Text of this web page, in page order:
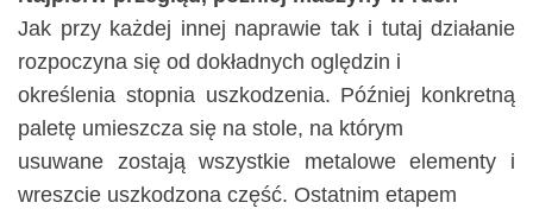
Jak przy każdej innej naprawie tak i tutaj działanie
rozpoczyna się od dokładnych oględzin i
określenia stopnia uszkodzenia. Później konkretną
paletę umieszcza się na stole, na którym
usuwane zostają wszystkie metalowe elementy i
wreszcie uszkodzona część. Ostatnim etapem